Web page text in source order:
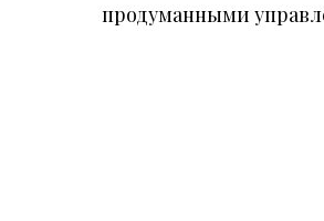
продуманными